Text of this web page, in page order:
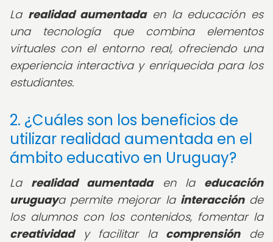
La realidad aumentadaen la educación es
una tecnología que combina elementos
virtuales con el entorno real, ofreciendo una
experiencia interactiva y enriquecida para los
estudiantes.
2. ¿Cuáles son los beneficios de
utilizar realidad aumentada en el
ámbito educativo en Uruguay?
La realidad aumentadaen la educación
uruguaya permite mejorar la interacciónde
los alumnos con los contenidos, fomentar la
creatividady facilitar la comprensiónde